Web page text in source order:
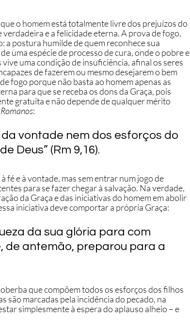
o homem está totalmente livre dos prejuízos do
e a felicidade eterna. A prova de fogo,
postura humilde de quem reconhece sua
uma espécie de processo de cura, onde o pobre e
uma condição de insuficiência, afinal os seres
de fazerem ou mesmo desejarem o bem
fogo porque não basta ao homem apenas as
para que se receba os dons da Graça, pois
gratuita e não depende de qualquer mérito
:
vontade nem dos esforços do
Deus” (Rm 9,16).
fé e à vontade, mas sem entrar num jogo de
para se fazer chegar à salvação. Na verdade,
da Graça e das iniciativas do homem em abolir
iniciativa deve comportar a própria Graça:
da sua glória para com
de antemão, preparou para a
que compõem todos os esforços dos filhos
são marcadas pela incidência do pecado, na
simplesmente à espera do aplauso alheio – e